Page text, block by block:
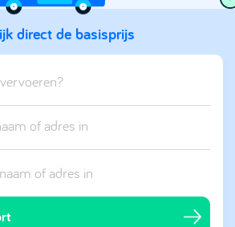
direct de basisprijs